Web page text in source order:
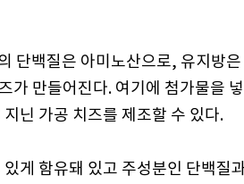
단백질은 아미노산으로, 유지방
가 만들어진다. 여기에 첨가물을
닌 가공 치즈를 제조할 수 있다.
게 함유돼 있고 주성분인 단백질